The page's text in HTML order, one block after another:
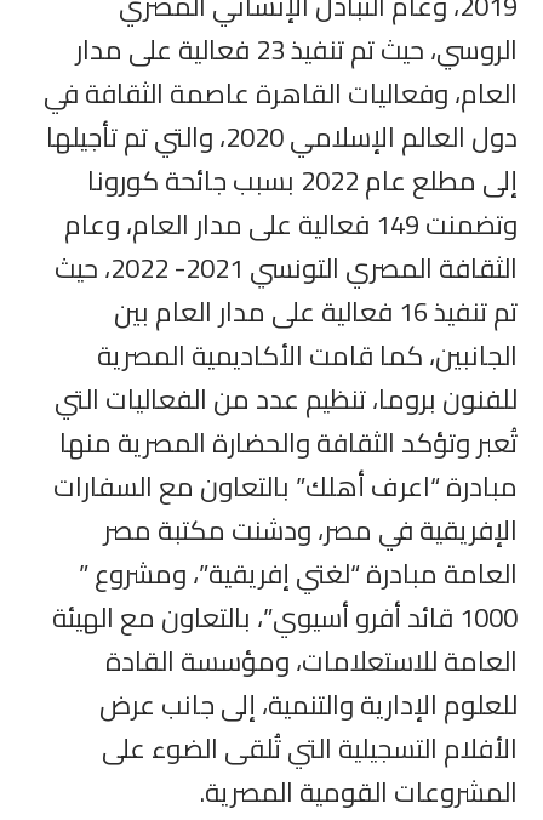
الروسي، حيث تم تنفيذ 23 فعالية على مدار
العام، وفعاليات القاهرة عاصمة الثقافة في
دول العالم الإسلامي 2020، والتي تم تأجيلها
إلى مطلع عام 2022 بسبب جائحة كورونا
وتضمنت 149 فعالية على مدار العام، وعام
الثقافة المصري التونسي 2021- 2022، حيث
تم تنفيذ 16 فعالية على مدار العام بين
الجانبين، كما قامت الأكاديمية المصرية
للفنون بروما، تنظيم عدد من الفعاليات التي
تُعبر وتؤكد الثقافة والحضارة المصرية منها
مبادرة “اعرف أهلك” بالتعاون مع السفارات
الإفريقية في مصر، ودشنت مكتبة مصر
العامة مبادرة “لغتي إفريقية”، ومشروع ”
1000 قائد أفرو أسيوي”، بالتعاون مع الهيئة
العامة للاستعلامات، ومؤسسة القادة
للعلوم الإدارية والتنمية، إلى جانب عرض
الأفلام التسجيلية التي تُلقى الضوء على
المشروعات القومية المصرية.